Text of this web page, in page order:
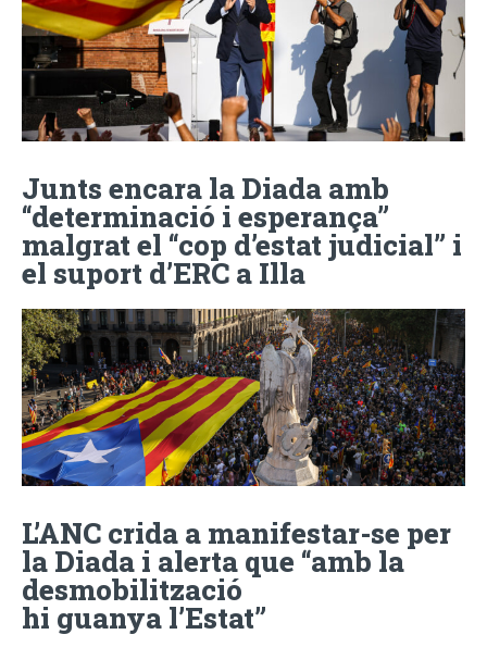
Junts encara la Diada amb
“determinació i esperança”
malgrat el “cop d’estat judicial” i
el suport d’ERC a Illa
L’ANC crida a manifestar-se per
la Diada i alerta que “amb la
desmobilització
hi guanya l’Estat”